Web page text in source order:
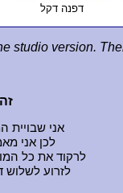
דפנה דקל
studio version.
אני שבויית
לכן אני
לרקוד את כל
לזרוע לשלוש